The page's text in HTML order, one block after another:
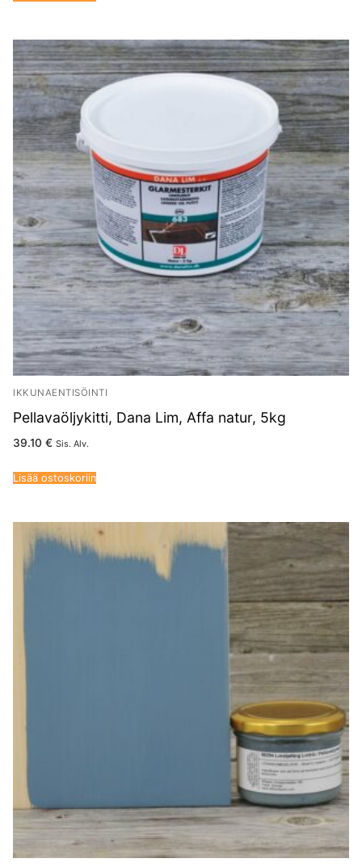
IKKUNAENTISÖINTI
Pellavaöljykitti, Dana Lim, Affa natur, 5kg
39.10 € Sis. Alv.
Lisää ostoskoriin